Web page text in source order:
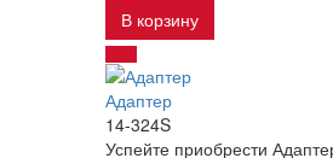
В корзину
Адаптер
14-324S
Успейте приобрести